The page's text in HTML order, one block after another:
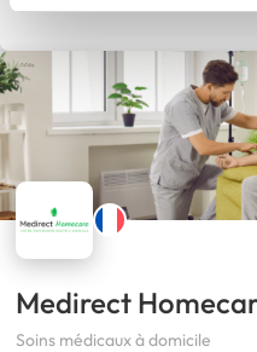
Medirect
Soins médicaux à domicile